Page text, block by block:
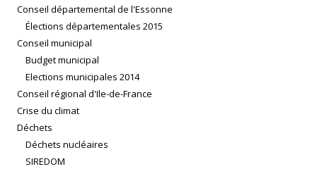
Conseil départemental de l'Essonne
Élections départementales 2015
Conseil municipal
Budget municipal
Elections municipales 2014
Conseil régional d'Ile-de-France
Crise du climat
Déchets
Déchets nucléaires
SIREDOM